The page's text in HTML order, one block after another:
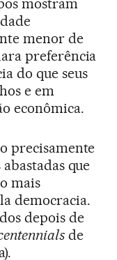
mostram
menor de
preferência
do que seus
e em
econômica.
precisamente
abastadas que
mais
democracia.
depois de
de